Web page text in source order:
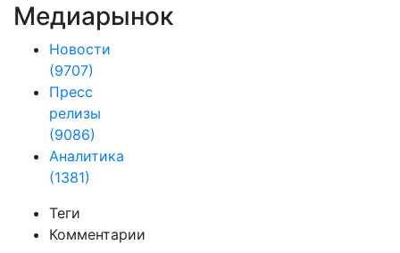
Медиарынок
Новости
(9707)
Пресс
релизы
(9086)
Аналитика
(1381)
Теги
Комментарии